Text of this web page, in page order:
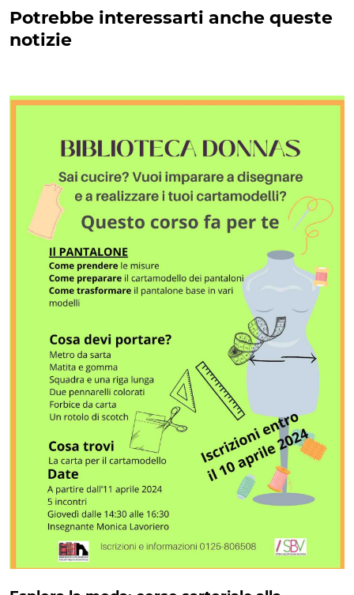
Potrebbe interessarti anche queste
notizie